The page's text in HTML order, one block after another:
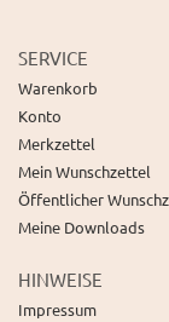
SERVICE
Warenkorb
Konto
Merkzettel
Mein Wunschzettel
Öffentlicher
Meine Downloads
HINWEISE
Impressum